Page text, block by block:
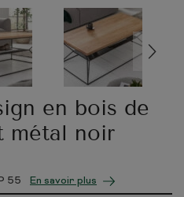
en bois de
métal noir
55 En savoir plus